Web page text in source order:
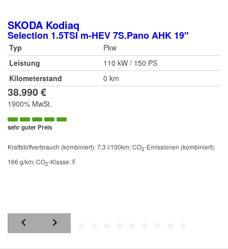
SKODA Kodiaq
Selection 1.5TSI m-HEV 7S.Pano AHK 19"
Typ
Pkw
Leistung
110 kW / 150 PS
Kilometerstand
0 km
38.990 €
1900% MwSt.
sehr guter Preis
Kraftstoffverbrauch (kombiniert):7,3 l/100km;CO2-Emissionen (kombiniert):
166 g/km;CO2-Klasse: F